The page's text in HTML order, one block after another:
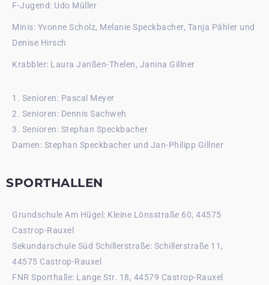
F-Jugend: Udo Müller
Minis: Yvonne Scholz, Melanie Speckbacher, Tanja Pähler und
Denise Hirsch
Krabbler: Laura Janßen-Thelen, Janina Gillner
1. Senioren: Pascal Meyer
2. Senioren: Dennis Sachweh
3. Senioren: Stephan Speckbacher
Damen: Stephan Speckbacher und Jan-Philipp Gillner
SPORTHALLEN
Grundschule Am Hügel: Kleine Lönsstraße 60, 44575
Castrop-Rauxel
Sekundarschule Süd Schillerstraße: Schillerstraße 11,
44575 Castrop-Rauxel
FNR Sporthalle: Lange Str. 18, 44579 Castrop-Rauxel